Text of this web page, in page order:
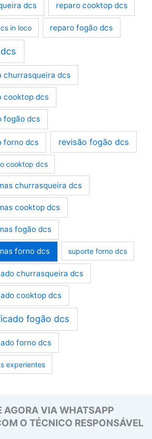
dcs reparo cooktop dcs
in loco reparo fogão dcs
churrasqueira dcs
cooktop dcs
fogão dcs
forno dcs revisão fogão dcs
cooktop dcs
churrasqueira dcs
cooktop dcs
fogão dcs
forno dcs suporte forno dcs
churrasqueira dcs
cooktop dcs
fogão dcs
forno dcs
experientes
AGORA VIA WHATSAPP
O TÉCNICO RESPONSÁVEL